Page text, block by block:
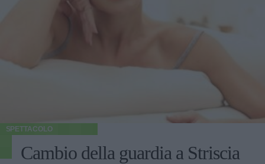
SPETTACOLO
Cambio della guardia a Striscia